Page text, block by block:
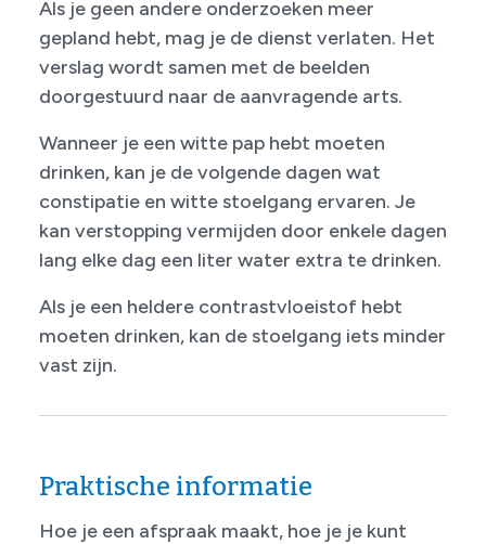
Als je geen andere onderzoeken meer
gepland hebt, mag je de dienst verlaten. Het
verslag wordt samen met de beelden
doorgestuurd naar de aanvragende arts.
Wanneer je een witte pap hebt moeten
drinken, kan je de volgende dagen wat
constipatie en witte stoelgang ervaren. Je
kan verstopping vermijden door enkele dagen
lang elke dag een liter water extra te drinken.
Als je een heldere contrastvloeistof hebt
moeten drinken, kan de stoelgang iets minder
vast zijn.
Praktische informatie
Hoe je een afspraak maakt, hoe je je kunt